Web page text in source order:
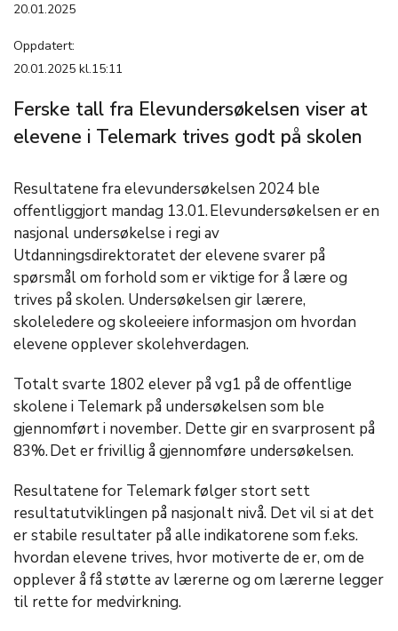
20.01.2025
Oppdatert:
20.01.2025 kl.15:11
Ferske tall fra Elevundersøkelsen viser at
elevene i Telemark trives godt på skolen
Resultatene fra elevundersøkelsen 2024 ble
offentliggjort mandag 13.01. Elevundersøkelsen er en
nasjonal undersøkelse i regi av
Utdanningsdirektoratet der elevene svarer på
spørsmål om forhold som er viktige for å lære og
trives på skolen. Undersøkelsen gir lærere,
skoleledere og skoleeiere informasjon om hvordan
elevene opplever skolehverdagen.
Totalt svarte 1802 elever på vg1 på de offentlige
skolene i Telemark på undersøkelsen som ble
gjennomført i november. Dette gir en svarprosent på
83%. Det er frivillig å gjennomføre undersøkelsen.
Resultatene for Telemark følger stort sett
resultatutviklingen på nasjonalt nivå. Det vil si at det
er stabile resultater på alle indikatorene som f.eks.
hvordan elevene trives, hvor motiverte de er, om de
opplever å få støtte av lærerne og om lærerne legger
til rette for medvirkning.